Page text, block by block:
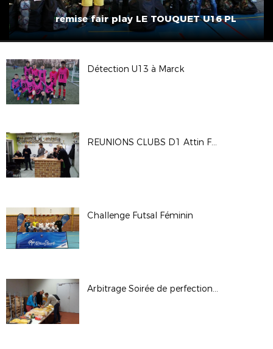
remise fair play LE TOUQUET U16 PL
Détection U13 à Marck
REUNIONS CLUBS D1 Attin Fort Vert
Challenge Futsal Féminin
Arbitrage Soirée de perfectionnement Acte 4